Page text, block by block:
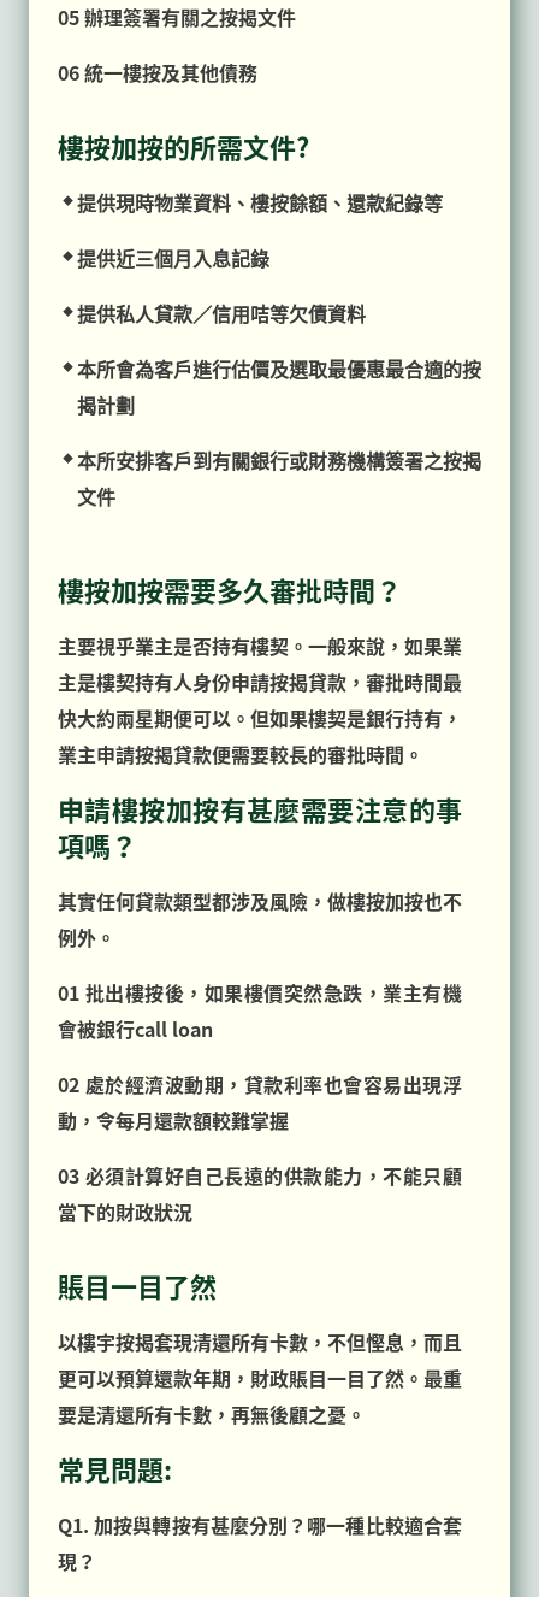
05 辦理簽署有關之按揭文件
06 統一樓按及其他債務
樓按加按的所需文件?
提供現時物業資料、樓按餘額、還款紀錄等
提供近三個月入息記錄
提供私人貸款／信用咭等欠債資料
本所會為客戶進行估價及選取最優惠最合適的按
揭計劃
本所安排客戶到有關銀行或財務機構簽署之按揭
文件
樓按加按需要多久審批時間？
主要視乎業主是否持有樓契。一般來說，如果業
主是樓契持有人身份申請按揭貸款，審批時間最
快大約兩星期便可以。但如果樓契是銀行持有，
業主申請按揭貸款便需要較長的審批時間。
申請樓按加按有甚麼需要注意的事
項嗎？
其實任何貸款類型都涉及風險，做樓按加按也不
例外。
01 批出樓按後，如果樓價突然急跌，業主有機
會被銀行call loan
02 處於經濟波動期，貸款利率也會容易出現浮
動，令每月還款額較難掌握
03 必須計算好自己長遠的供款能力，不能只顧
當下的財政狀況
賬目一目了然
以樓宇按揭套現清還所有卡數，不但慳息，而且
更可以預算還款年期，財政賬目一目了然。最重
要是清還所有卡數，再無後顧之憂。
常見問題:
Q1. 加按與轉按有甚麼分別？哪一種比較適合套
現？